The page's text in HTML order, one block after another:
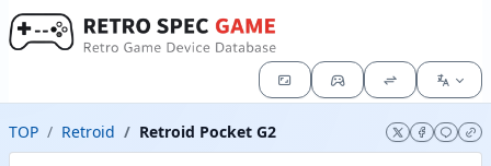
TOP Retroid Retroid Pocket G2